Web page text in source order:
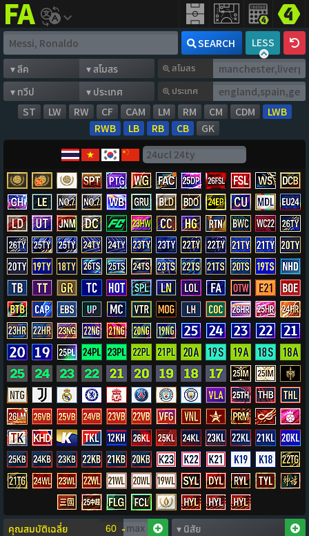
FIFAaddict SEARCH LESS
สโมสร
ประเทศ
ST LW RW CF CAM LM RM CM CDM
LWB
RWB
LB RB CB GK
-